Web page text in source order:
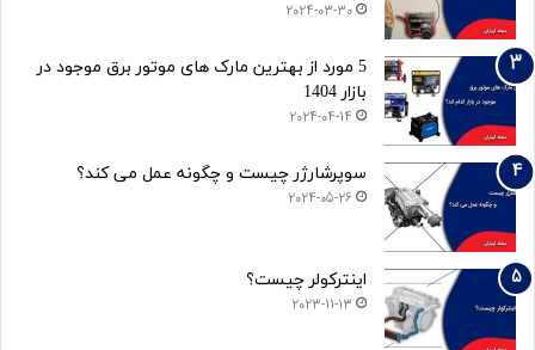
2024-03-30
5 مورد از بهترین مارک های موتور برق موجود در
بازار 1404
2024-04-14
سوپرشارژر چیست و چگونه عمل می کند؟
2024-05-26
اینترکولر چیست؟
2023-11-13